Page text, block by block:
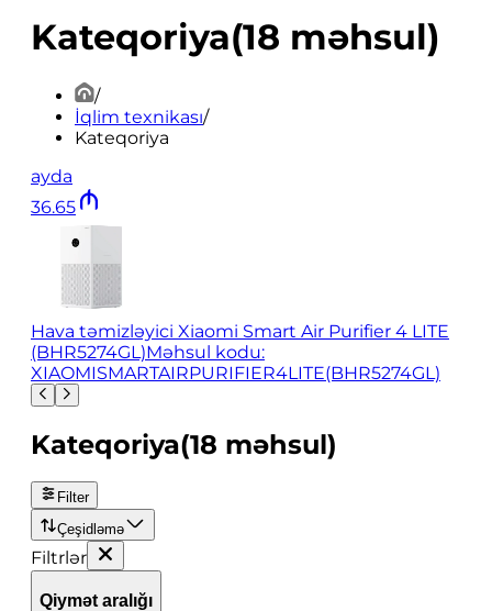
Kateqoriya(18 məhsul)
/
İqlim texnikası/
Kateqoriya
ayda
36.65
Hava təmizləyici Xiaomi Smart Air Purifier 4 LITE
(BHR5274GL)Məhsul kodu:
XIAOMISMARTAIRPURIFIER4LITE(BHR5274GL)
Kateqoriya(18 məhsul)
Filter
Çeşidləmə
Filtrlər
Qiymət aralığı